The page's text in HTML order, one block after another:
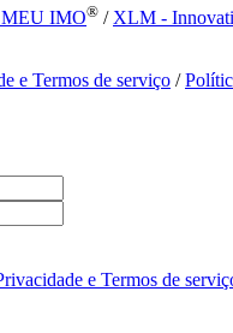
IMO® / XLM -
e Termos de serviço /
e Termos de